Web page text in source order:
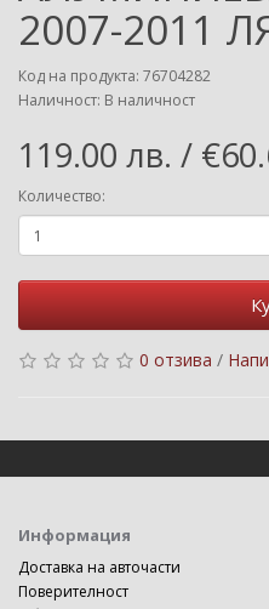
2007-2011
Код на продукта: 76704282
Наличност: В наличност
119.00 лв. /
Количество:
0 отзива /
Информация
Доставка на авточасти
Поверителност